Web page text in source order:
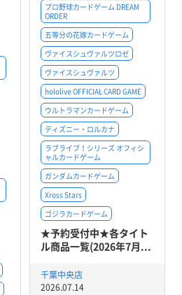
プロ野球カードゲーム DREAM
ORDER
五等分の花嫁カードゲーム
ヴァイスシュヴァルツロゼ
ヴァイスシュヴァルツ
hololive OFFICIAL CARD GAME
ウルトラマンカードゲーム
ディズニー・ロルカナ
ラブライブ！シリーズ オフィシ
ャルカードゲーム
ガンダムカードゲーム
Xross Stars
ゴジラカードゲーム
★予約受付中★各タイト
ル商品一覧(2026年7月...
千葉中央店
2026.07.14